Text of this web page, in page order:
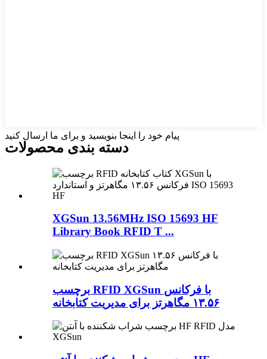
پیام خود را اینجا بنویسید و برای ما ارسال کنید
دسته بندی محصولات
XGSun 13.56MHz ISO 15693 HF
Library Book RFID T ...
برچسب RFID XGSun با فرکانس
۱۳.۵۶ مگاهرتز برای مدیریت کتابخانه